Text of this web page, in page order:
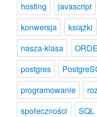
hosting
javascript
konwersja
książki
nasza-klasa
postgres
programowanie
społeczności
SQL